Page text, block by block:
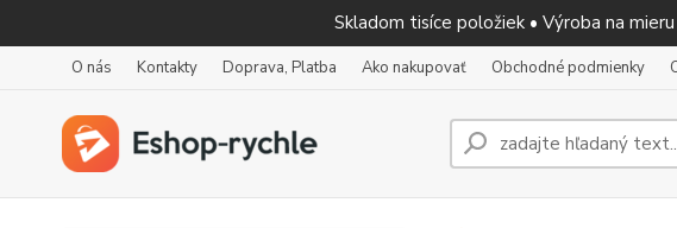
Skladom tisíce položiek • Výroba na
O nás Kontakty Doprava, Platba Ako nakupovať Obchodné podmienky